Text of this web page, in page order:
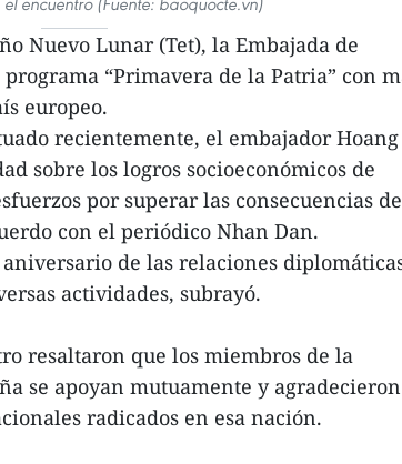
Nuevo Lunar (Tet), la Embajada de
“Primavera de la Patria” con
europeo.
recientemente, el embajador Hoang
sobre los logros socioeconómicos de
por superar las consecuencias
con el periódico Nhan Dan.
de las relaciones
actividades, subrayó.
resaltaron que los miembros de la
se apoyan mutuamente y
radicados en esa nación.